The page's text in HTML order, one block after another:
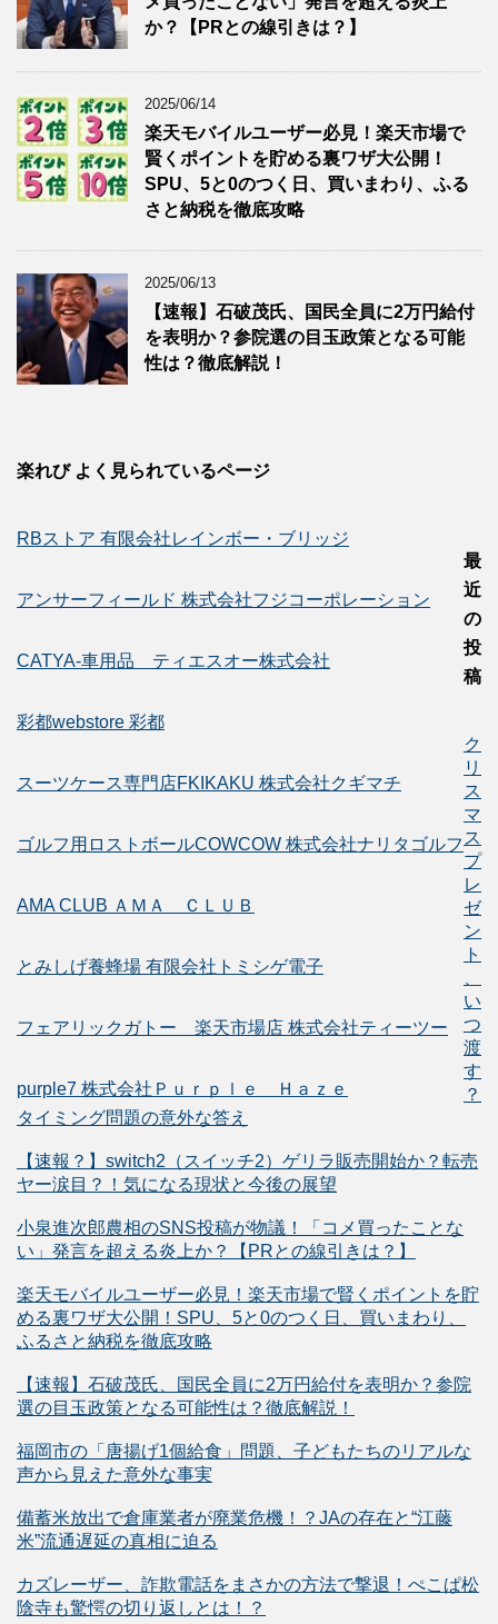
か？【PRとの線引きは？】
2025/06/14
楽天モバイルユーザー必見！楽天市場で
賢くポイントを貯める裏ワザ大公開！
SPU、5と0のつく日、買いまわり、ふる
さと納税を徹底攻略
2025/06/13
【速報】石破茂氏、国民全員に2万円給付
を表明か？参院選の目玉政策となる可能
性は？徹底解説！
楽れび よく見られているページ
RBストア 有限会社レインボー・ブリッジ
アンサーフィールド 株式会社フジコーポレーション
CATYA-車用品 ティエスオー株式会社
彩都webstore 彩都
スーツケース専門店FKIKAKU 株式会社クギマチ
ゴルフ用ロストボールCOWCOW 株式会社ナリタゴルフ
AMA CLUB ＡＭＡ ＣＬＵＢ
とみしげ養蜂場 有限会社トミシゲ電子
フェアリックガトー 楽天市場店 株式会社ティーツー
purple7 株式会社Ｐｕｒｐｌｅ Ｈａｚｅ
最
近
の
投
稿
ク
リ
ス
マ
ス
プ
レ
ゼ
ン
ト
い
つ
渡
す
？
タイミング問題の意外な答え
【速報？】switch2（スイッチ2）ゲリラ販売開始か？転売
ヤー涙目？！気になる現状と今後の展望
小泉進次郎農相のSNS投稿が物議！「コメ買ったことな
い」発言を超える炎上か？【PRとの線引きは？】
楽天モバイルユーザー必見！楽天市場で賢くポイントを貯
める裏ワザ大公開！SPU、5と0のつく日、買いまわり、
ふるさと納税を徹底攻略
【速報】石破茂氏、国民全員に2万円給付を表明か？参院
選の目玉政策となる可能性は？徹底解説！
福岡市の「唐揚げ1個給食」問題、子どもたちのリアルな
声から見えた意外な事実
備蓄米放出で倉庫業者が廃業危機！？JAの存在と“江藤
米”流通遅延の真相に迫る
カズレーザー、詐欺電話をまさかの方法で撃退！ぺこぱ松
陰寺も驚愕の切り返しとは！？